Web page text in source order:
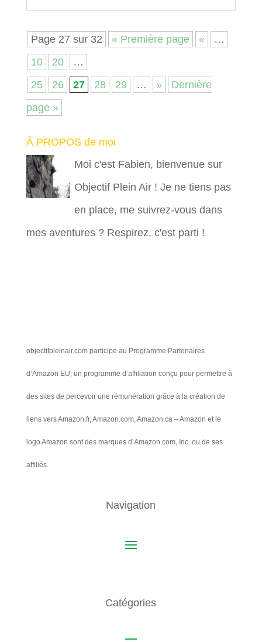
Page 27 sur 32 « Première page «
…
10
20
…
25
26 27 28 29 … »
Dernière
page »
À PROPOS de moi
Moi c'est Fabien, bienvenue sur
Objectif Plein Air ! Je ne tiens pas
en place, me suivrez-vous dans
mes aventures ? Respirez, c'est parti !
objectifpleinair.com participe au Programme Partenaires
d’Amazon EU, un programme d’affiliation conçu pour permettre à
des sites de percevoir une rémunération grâce à la création de
liens vers Amazon.fr, Amazon.com, Amazon.ca – Amazon et le
logo Amazon sont des marques d’Amazon.com, Inc. ou de ses
affiliés.
Navigation
Catégories